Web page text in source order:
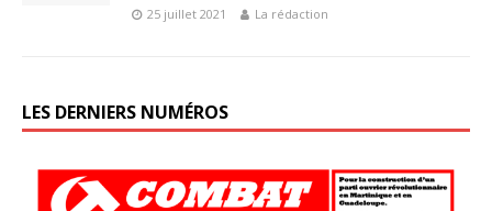
25 juillet 2021 La rédaction
LES DERNIERS NUMÉROS